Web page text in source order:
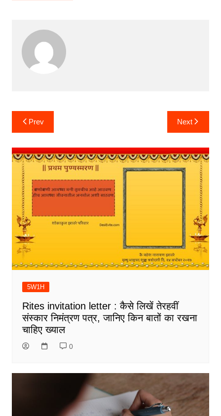
Post
navigation
Prev Next
5W1H
Rites invitation letter : कैसे लिखें तेरहवीं
संस्कार निमंत्रण पत्र, जानिए किन बातों का रखना
चाहिए ख्याल
0